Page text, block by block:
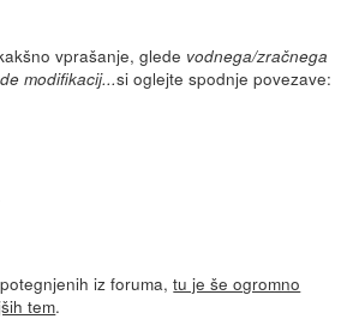
vprašanje, glede vodnega/zračnega
modifikacij...si oglejte spodnje povezave:
iz foruma,tu je še ogromno
tem.